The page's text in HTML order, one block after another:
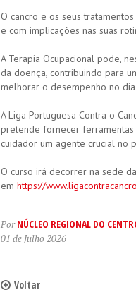
O cancro e os seus
e com implicações nas suas
A Terapia Ocupacional pode,
da doença, contribuindo para
melhorar o desempenho no
A Liga Portuguesa Contra o
pretende fornecer ferramentas
cuidador um agente crucial no
O curso irá decorrer na sede
em https://
PorNÚCLEO REGIONAL DO
01 de Julho 2026
Voltar